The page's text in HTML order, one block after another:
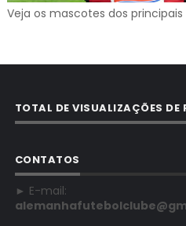
Veja os mascotes dos
TOTAL DE VISUALIZAÇÕES DE
CONTATOS
► E-mail: